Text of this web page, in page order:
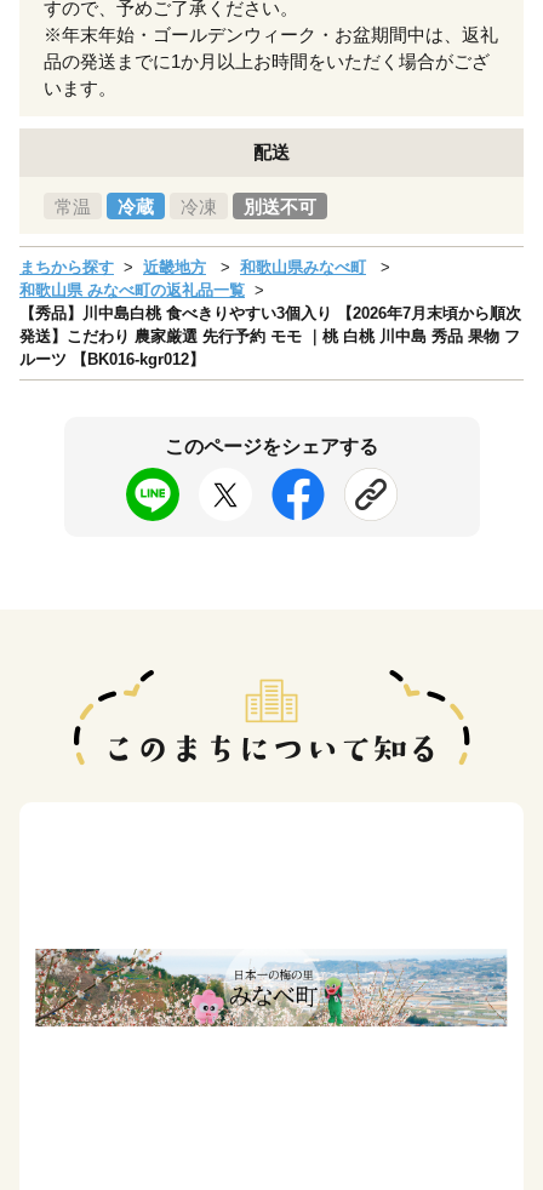
すので、予めご了承ください。
※年末年始・ゴールデンウィーク・お盆期間中は、返礼
品の発送までに1か月以上お時間をいただく場合がござ
います。
配送
常温 冷蔵 冷凍 別送不可
まちから探す 近畿地方
和歌山県みなべ町
和歌山県 みなべ町の返礼品一覧
【秀品】川中島白桃 食べきりやすい3個入り 【2026年7月末頃から順次
発送】こだわり 農家厳選 先行予約 モモ ｜桃 白桃 川中島 秀品 果物 フ
ルーツ 【BK016-kgr012】
このページをシェアする